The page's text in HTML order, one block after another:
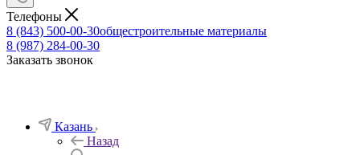
Телефоны
8 (843) 500-00-30общестроительные материалы
8 (987) 284-00-30
Заказать звонок
Казань
Назад